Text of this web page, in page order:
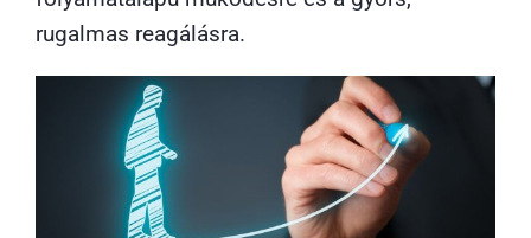
rugalmas reagálásra.